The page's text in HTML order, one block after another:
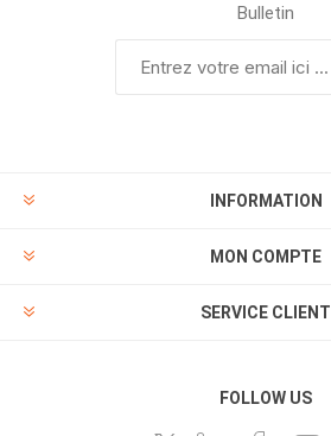
Bulletin
INFORMATION
MON COMPTE
SERVICE CLIENT
FOLLOW US